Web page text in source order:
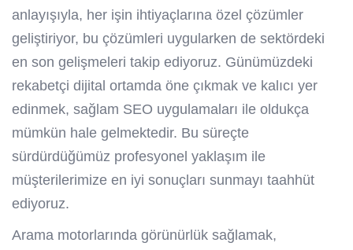
anlayışıyla, her işin ihtiyaçlarına özel çözümler
geliştiriyor, bu çözümleri uygularken de sektördeki
en son gelişmeleri takip ediyoruz. Günümüzdeki
rekabetçi dijital ortamda öne çıkmak ve kalıcı yer
edinmek, sağlam SEO uygulamaları ile oldukça
mümkün hale gelmektedir. Bu süreçte
sürdürdüğümüz profesyonel yaklaşım ile
müşterilerimize en iyi sonuçları sunmayı taahhüt
ediyoruz.
Arama motorlarında görünürlük sağlamak,